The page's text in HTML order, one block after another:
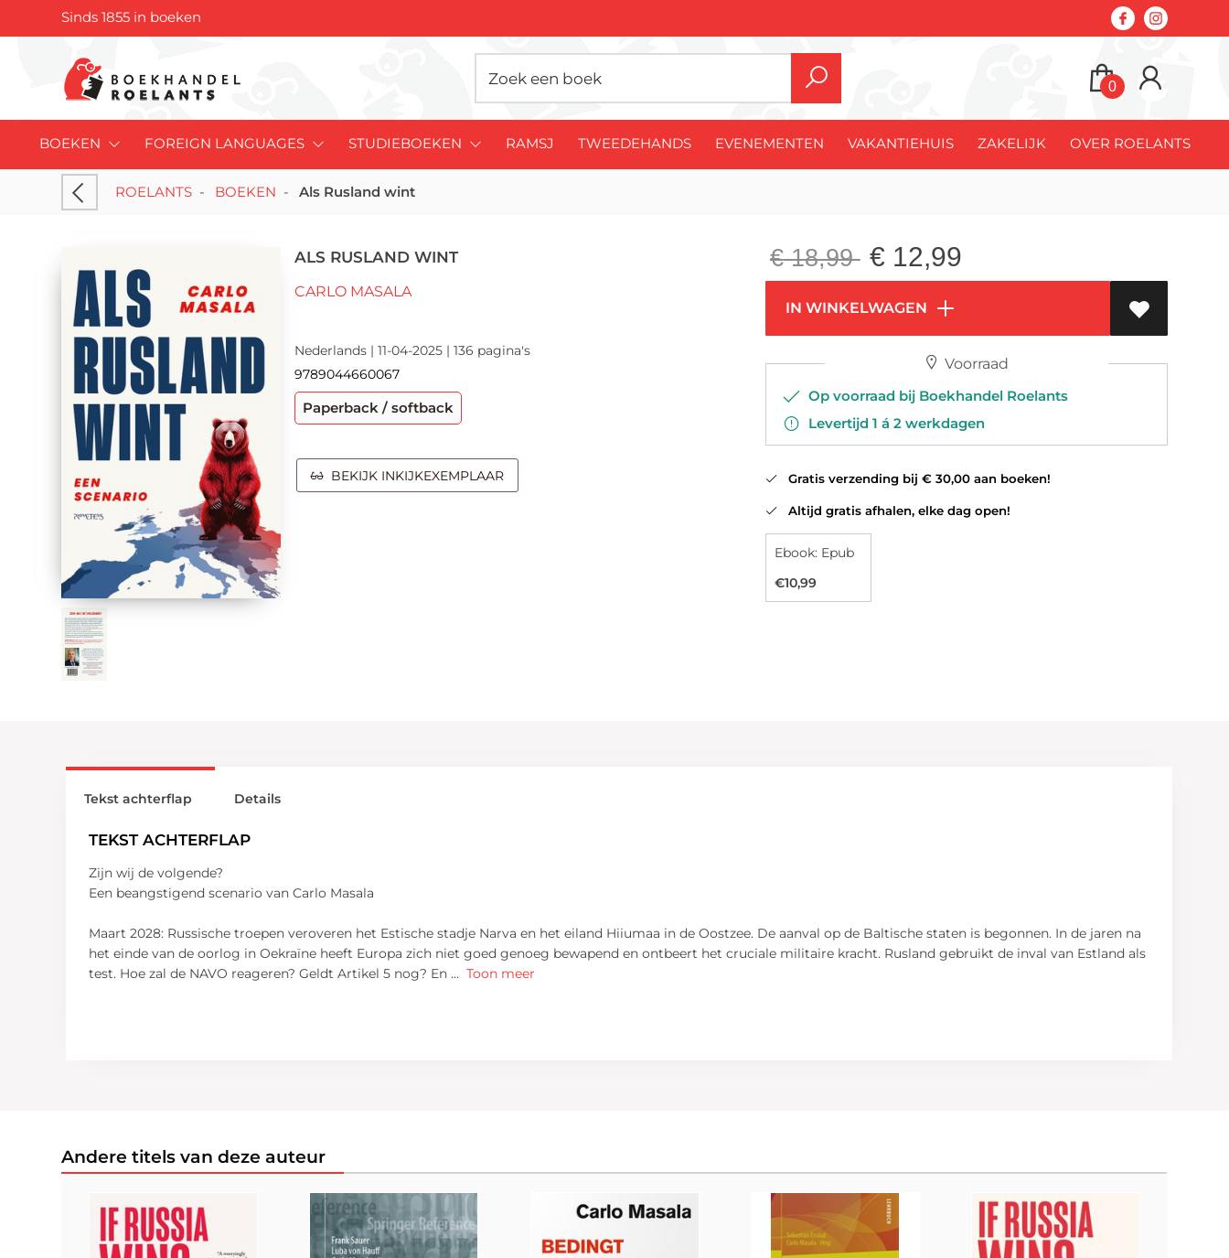
Sinds 1855 in boeken
0
BOEKEN FOREIGN LANGUAGES STUDIEBOEKEN RAMSJ TWEEDEHANDS EVENEMENTEN VAKANTIEHUIS ZAKELIJK OVER ROELANTS
ROELANTS - BOEKEN - Als Rusland wint
ALS RUSLAND WINT
CARLO MASALA
Nederlands | 11-04-2025 | 136 pagina's
9789044660067
Paperback / softback
BEKIJK INKIJKEXEMPLAAR
€18,99 € 12,99
IN WINKELWAGEN
Voorraad
Op voorraad bij Boekhandel Roelants
Levertijd 1 á 2 werkdagen
Gratis verzending bij € 30,00 aan boeken!
Altijd gratis afhalen, elke dag open!
Ebook: Epub
€10,99
Tekst achterflap
TEKST ACHTERFLAP
Zijn wij de volgende?
Een beangstigend scenario van Carlo Masala
Maart 2028: Russische troepen veroveren het Estische stadje Narva en het eiland Hiiumaa in de Oostzee. De aanval op de Baltische staten is begonnen. In de jaren na
het einde van de oorlog in Oekraïne heeft Europa zich niet goed genoeg bewapend en ontbeert het cruciale militaire kracht. Rusland gebruikt de inval van Estland als
test. Hoe zal de NAVO reageren? Geldt Artikel 5 nog? En... Toon meer
Details
Andere titels van deze auteur